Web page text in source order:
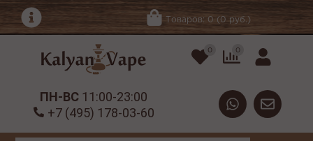
Товаров: 0 (0 руб.)
0 0
ПН-ВС 11:00-23:00
+7 (495) 178-03-60